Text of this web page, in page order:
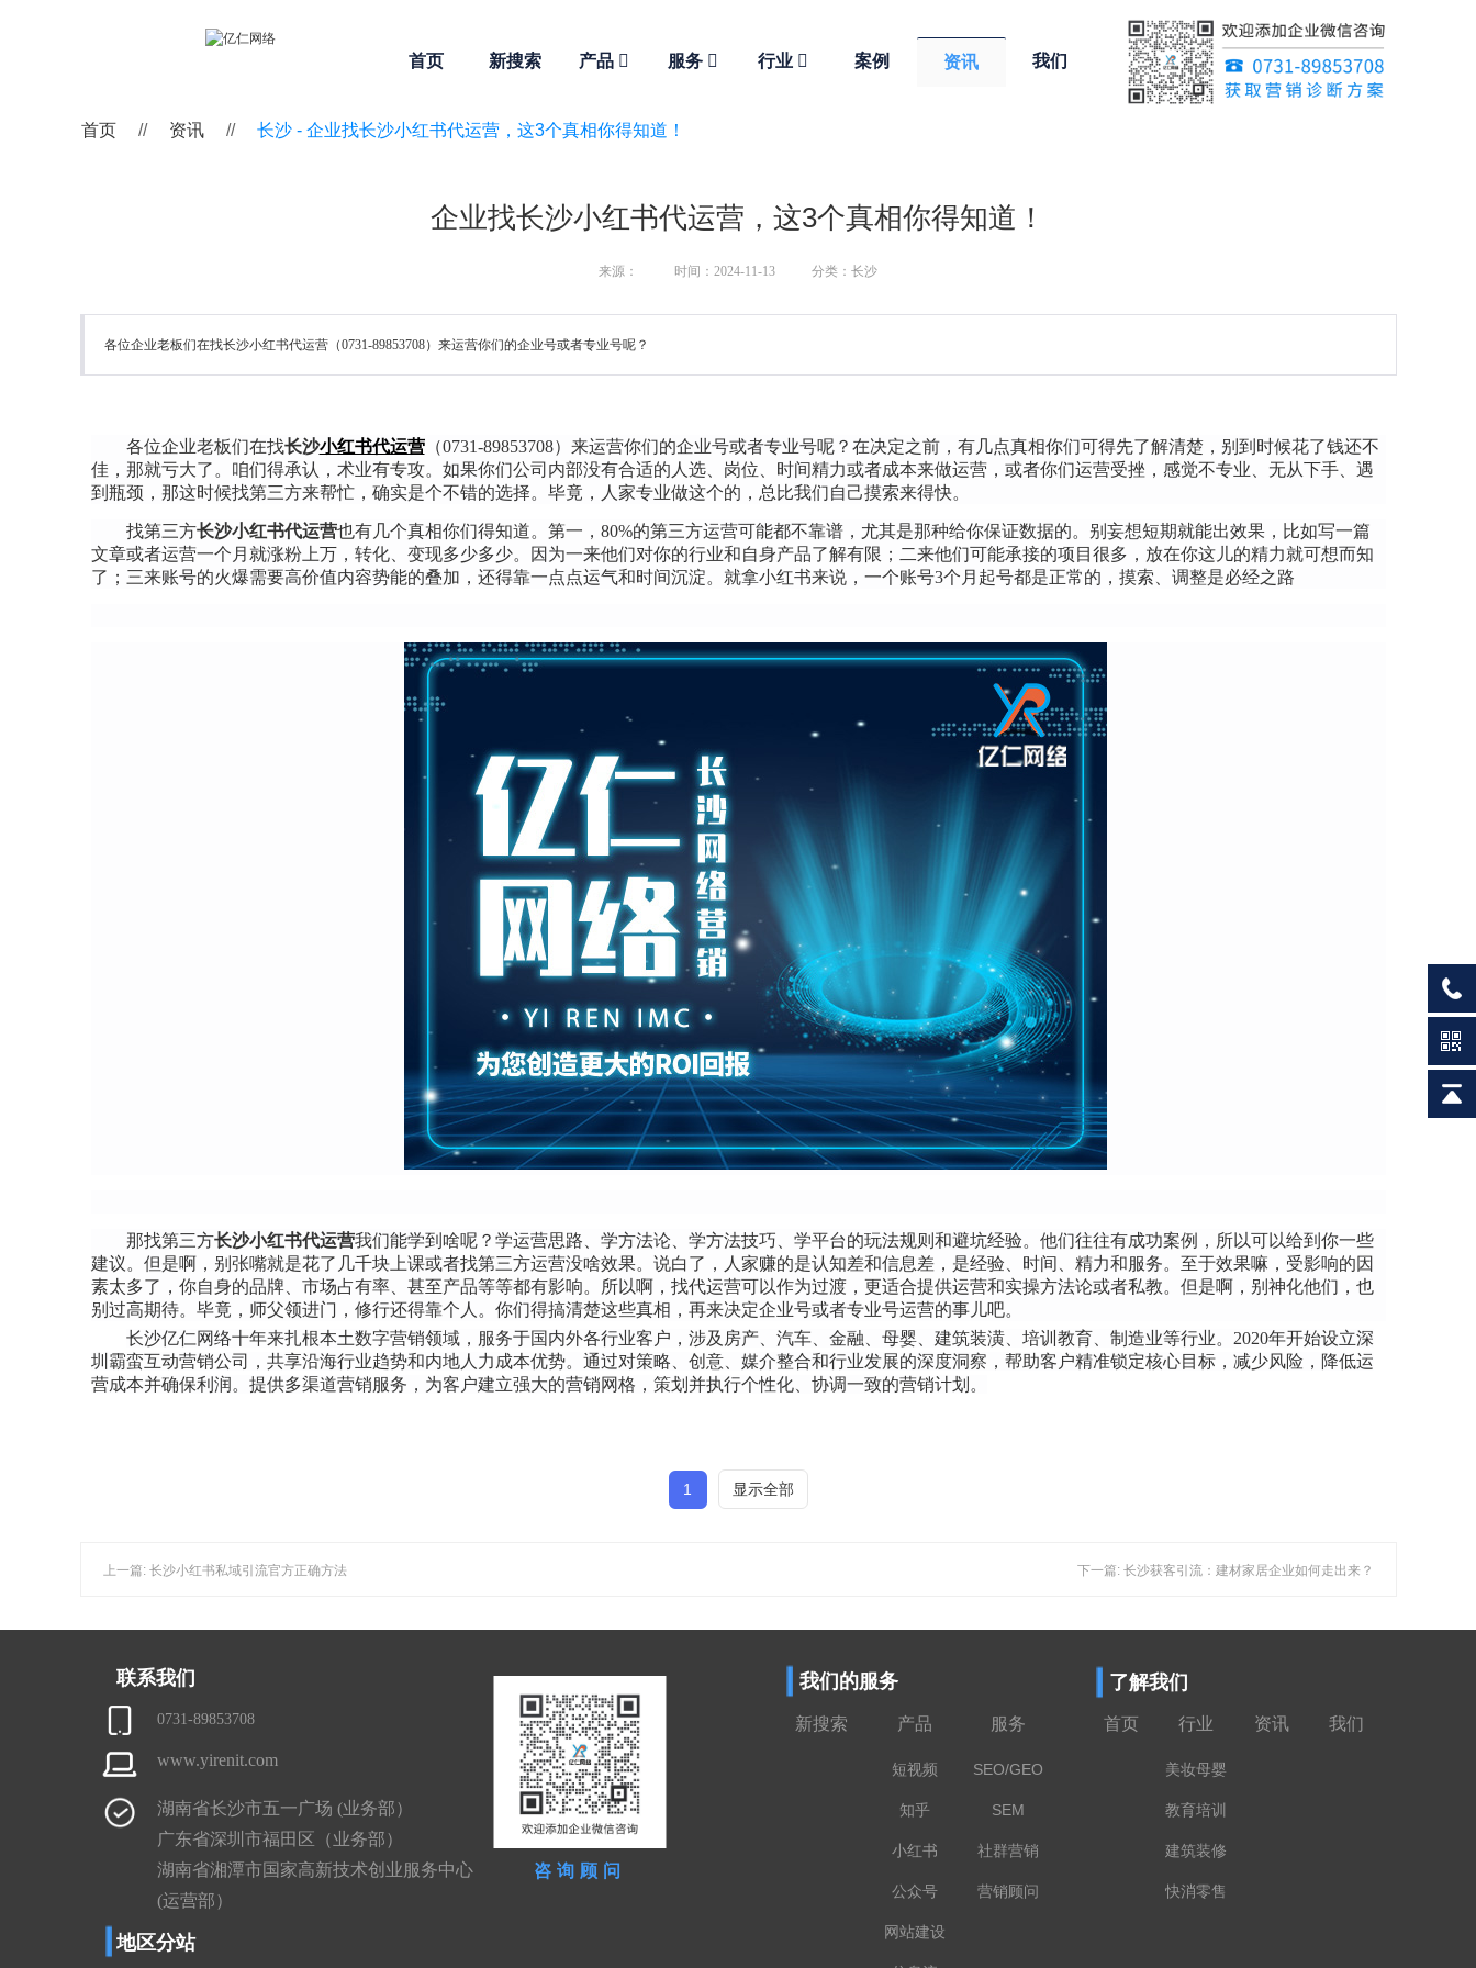
首页 新搜索 产品 服务 行业 案例 资讯 我们
企业找长沙小红书代运营，这3个真相你得知道！
来源： 时间：2024-11-13 分类：长沙
各位企业老板们在找长沙小红书代运营（0731-89853708）来运营你们的企业号或者专业号呢？
各位企业老板们在找长沙小红书代运营（0731-89853708） 来运营你们的企业号或者专业号呢？在决定之前，有几点真相你们可得先了解清楚，别到时候花了钱还不
佳，那就亏大了。咱们得承认，术业有专攻。如果你们公司内部没有合适的人选、岗位、时间精力或者成本来做运营，或者你们运营受挫，感觉不专业、无从下手、遇
到瓶颈，那这时候找第三方来帮忙，确实是个不错的选择。毕竟，人家专业做这个的，总比我们自己摸索来得快。
找第三方长沙小红书代运营也有几个真相你们得知道。第一，80%的第三方运营可能都不靠谱，尤其是那种给你保证数据的。别妄想短期就能出效果，比如写一篇
文章或者运营一个月就涨粉上万，转化、变现多少多少。因为一来他们对你的行业和自身产品了解有限；二来他们可能承接的项目很多，放在你这儿的精力就可想而知
了；三来账号的火爆需要高价值内容势能的叠加，还得靠一点点运气和时间沉淀。就拿小红书来说，一个账号3个月起号都是正常的，摸索、调整是必经之路
那找第三方长沙小红书代运营我们能学到啥呢？学运营思路、学方法论、学方法技巧、学平台的玩法规则和避坑经验。他们往往有成功案例，所以可以给到你一些
建议。但是啊，别张嘴就是花了几千块上课或者找第三方运营没啥效果。说白了，人家赚的是认知差和信息差，是经验、时间、精力和服务。至于效果嘛，受影响的因
素太多了，你自身的品牌、市场占有率、甚至产品等等都有影响。所以啊，找代运营可以作为过渡，更适合提供运营和实操方法论或者私教。但是啊，别神化他们，也
别过高期待。毕竟，师父领进门，修行还得靠个人。你们得搞清楚这些真相，再来决定企业号或者专业号运营的事儿吧。
长沙亿仁网络十年来扎根本土数字营销领域，服务于国内外各行业客户，涉及房产、汽车、金融、母婴、建筑装潢、培训教育、制造业等行业。2020年开始设立深
圳霸蛮互动营销公司，共享沿海行业趋势和内地人力成本优势。通过对策略、创意、媒介整合和行业发展的深度洞察，帮助客户精准锁定核心目标，减少风险，降低运
营成本并确保利润。提供多渠道营销服务，为客户建立强大的营销网格，策划并执行个性化、协调一致的营销计划。
1 显示全部
上一篇: 长沙小红书私域引流官方正确方法 下一篇: 长沙获客引流：建材家居企业如何走出来？
首页 // 资讯 // 长沙 - 企业找长沙小红书代运营，这3个真相你得知道！
联系我们
新搜索 产品
短视频
知乎
小红书
公众号
网站建设
服务
SEO/GEO
SEM
社群营销
营销顾问
我们的服务 了解我们
首页 行业
美妆母婴
教育培训
建筑装修
快消零售
资讯 我们
0731-89853708
www.yirenit.com
湖南省长沙市五一广场 (业务部）
广东省深圳市福田区（业务部）
湖南省湘潭市国家高新技术创业服务中心
(运营部）
地区分站
咨询顾问